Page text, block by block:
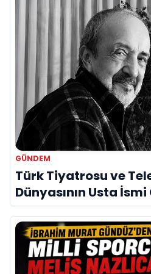
GÜNDEM
Türk Tiyatrosu ve
Dünyasının Usta
Hayatını Kaybetti